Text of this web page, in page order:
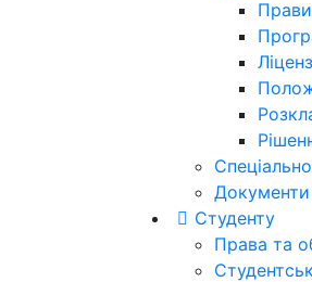
Студенту
Права та